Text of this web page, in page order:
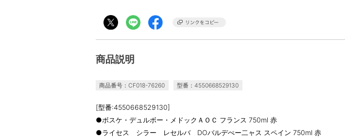
商品説明
商品番号：CF018-76260 型番：4550668529130
[型番:4550668529130]
●ボスケ・デュルボー・メドックＡＯＣ フランス 750ml 赤
●ライセス シラー レセルバ DOバルデぺー二ャス スペイン 750ml 赤